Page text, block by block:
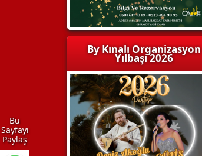
By Kınalı Organizasyon
Yılbaşı 2026
Bu
Sayfayı
Paylaş